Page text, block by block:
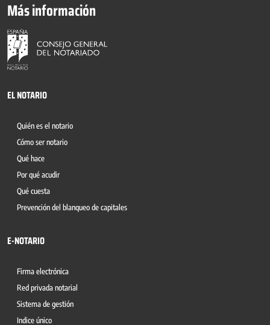
Más información
EL NOTARIO
Quién es el notario
Cómo ser notario
Qué hace
Por qué acudir
Qué cuesta
Prevención del blanqueo de capitales
E-NOTARIO
Firma electrónica
Red privada notarial
Sistema de gestión
Indice único